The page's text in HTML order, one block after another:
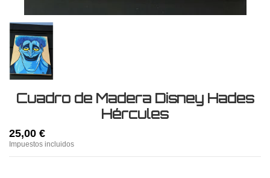
Cuadro de Madera Disney Hades
Hércules
25,00 €
Impuestos incluidos